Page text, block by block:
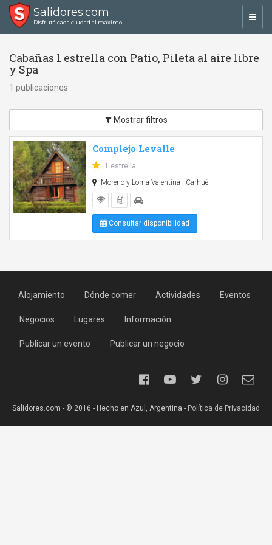
Salidores.com
Disfrutá cada ciudad al máximo
Cabañas 1 estrella con Patio, Pileta al aire libre
y Spa
1 publicaciones
Mostrar filtros
Complejo Levalle
1 estrella
Moreno y Loma Valentina - Carhué
Consultar disponibilidad
Alojamiento Dónde comer Actividades Eventos
Negocios Lugares Información
Publicar un evento Publicar un negocio
Salidores.com - ® 2016 - Hecho en Azul, Argentina - Política de Privacidad